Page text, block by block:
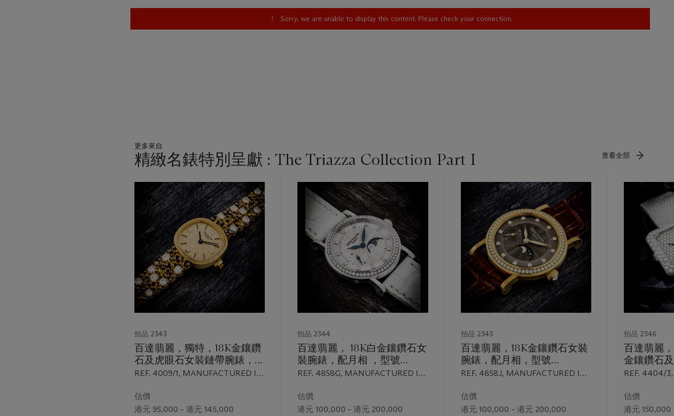
Sorry, we are unable to display this content. Please check your connection.
更多來自
精緻名錶特別呈獻 : The Triazza Collection Part I 查看全部
第
拍品 2343
百達翡麗，獨特，18K金鑲鑽
石及虎眼石女裝鏈帶腕錶，
型號4009/1，1977年製，附後
REF. 4009/1, MANUFACTURED IN
估價
港元 95,000 – 港元 145,000
拍品 2344
百達翡麗， 18K白金鑲鑽石女
裝腕錶，配月相 ，型號
4858G ，2005年製，附後補
REF. 4858G, MANUFACTURED IN
估價
港元 100,000 – 港元 200,000
拍品 2345
百達翡麗，18K金鑲鑽石女裝
腕錶，配月相，型號
4858J，2005年製，附後補
REF. 4858J, MANUFACTURED IN
估價
港元 100,000 – 港元 200,000
拍品 2346
百達翡麗
金鑲鑽石
配兩地時
及外包裝
REF. 4404/
估價
港元 150,000